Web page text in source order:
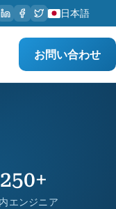
日本語
お問い合わせ
250+
エンジニア